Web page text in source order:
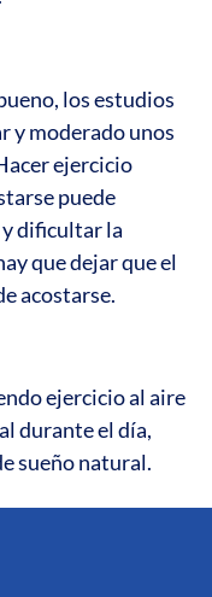
los estudios
y moderado unos
ejercicio
puede
dificultar la
que dejar que el
acostarse.
ejercicio al aire
durante el día,
sueño natural.